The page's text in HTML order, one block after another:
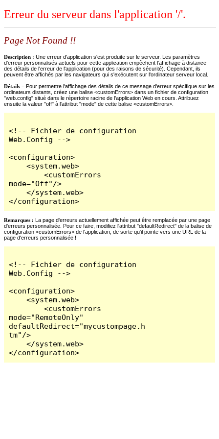
Erreur du serveur dans l'application '/'.
Page Not Found !!
Description : Une erreur d'application s'est produite sur le serveur. Les paramètres
d'erreur personnalisés actuels pour cette application empêchent l'affichage à distance
des détails de l'erreur de l'application (pour des raisons de sécurité). Cependant, ils
peuvent être affichés par les navigateurs qui s'exécutent sur l'ordinateur serveur local.
Détails = Pour permettre l'affichage des détails de ce message d'erreur spécifique sur les
ordinateurs distants, créez une balise <customErrors> dans un fichier de configuration
"web.config" situé dans le répertoire racine de l'application Web en cours. Attribuez
ensuite la valeur "off" à l'attribut "mode" de cette balise <customErrors>.
<!-- Fichier de configuration
Web.Config -->
<configuration>
    <system.web>
        <customErrors
mode="Off"/>
    </system.web>
</configuration>
Remarques : La page d'erreurs actuellement affichée peut être remplacée par une page
d'erreurs personnalisée. Pour ce faire, modifiez l'attribut "defaultRedirect" de la balise de
configuration <customErrors> de l'application, de sorte qu'il pointe vers une URL de la
page d'erreurs personnalisée !
<!-- Fichier de configuration
Web.Config -->
<configuration>
    <system.web>
        <customErrors
mode="RemoteOnly"
defaultRedirect="mycustompage.h
tm"/>
    </system.web>
</configuration>